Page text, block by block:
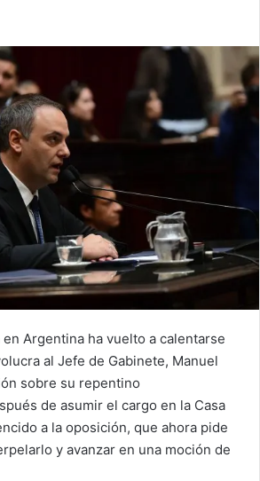
Argentina ha vuelto a calentarse
al Jefe de Gabinete, Manuel
sobre su repentino
de asumir el cargo en la Casa
a la oposición, que ahora pide
y avanzar en una moción de